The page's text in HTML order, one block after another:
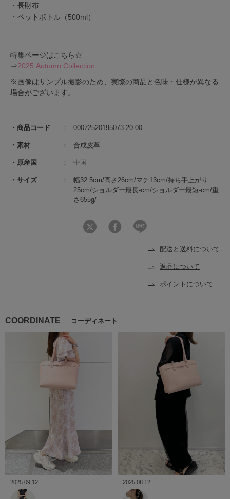
商品コード 00072520195073 20 00
素材 合成皮革
原産国 中国
サイズ
幅32.5cm/高さ26cm/マチ13cm/持ち手上がり
25cm/ショルダー最長-cm/ショルダー最短-cm/重
さ655g/
配送と送料について
返品について
ポイントについて
COORDINATE コーディネート
2025.09.12 2025.08.12
・長財布
・ペットボトル（500ml）
特集ページはこちら☆
⇒2025 Autumn Collection
※画像はサンプル撮影のため、実際の商品と色味・仕様が異なる
場合がございます。